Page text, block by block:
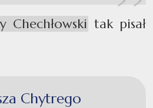
Chechłowski tak pisał
Chytrego